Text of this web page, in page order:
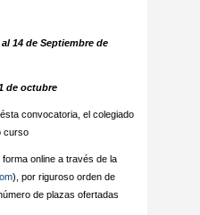
al 14 de Septiembre de
de octubre
convocatoria, el colegiado
curso
online a través de la
), por riguroso orden de
de plazas ofertadas